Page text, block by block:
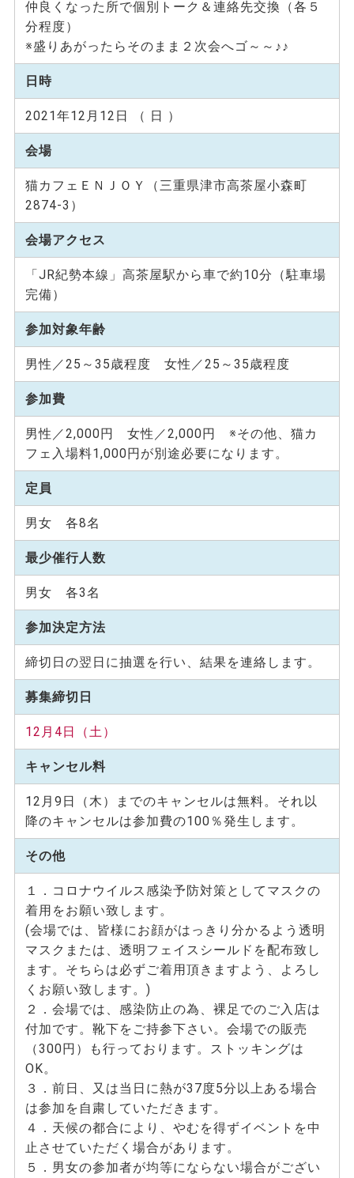
仲良くなった所で個別トーク＆連絡先交換（各５
分程度）
※盛りあがったらそのまま２次会へゴ～～♪♪
日時
2021年12月12日 （ 日 ）
会場
猫カフェＥＮＪＯＹ（三重県津市高茶屋小森町
2874-3）
会場アクセス
「JR紀勢本線」高茶屋駅から車で約10分（駐車場
完備）
参加対象年齢
男性／25～35歳程度 女性／25～35歳程度
参加費
男性／2,000円 女性／2,000円 ※その他、猫カ
フェ入場料1,000円が別途必要になります。
定員
男女 各8名
最少催行人数
男女 各3名
参加決定方法
締切日の翌日に抽選を行い、結果を連絡します。
募集締切日
12月4日（土）
キャンセル料
12月9日（木）までのキャンセルは無料。それ以
降のキャンセルは参加費の100％発生します。
その他
１．コロナウイルス感染予防対策としてマスクの
着用をお願い致します。
(会場では、皆様にお顔がはっきり分かるよう透明
マスクまたは、透明フェイスシールドを配布致し
ます。そちらは必ずご着用頂きますよう、よろし
くお願い致します。)
２．会場では、感染防止の為、裸足でのご入店は
付加です。靴下をご持参下さい。会場での販売
（300円）も行っております。ストッキングは
OK。
３．前日、又は当日に熱が37度5分以上ある場合
は参加を自粛していただきます。
４．天候の都合により、やむを得ずイベントを中
止させていただく場合があります。
５．男女の参加者が均等にならない場合がござい